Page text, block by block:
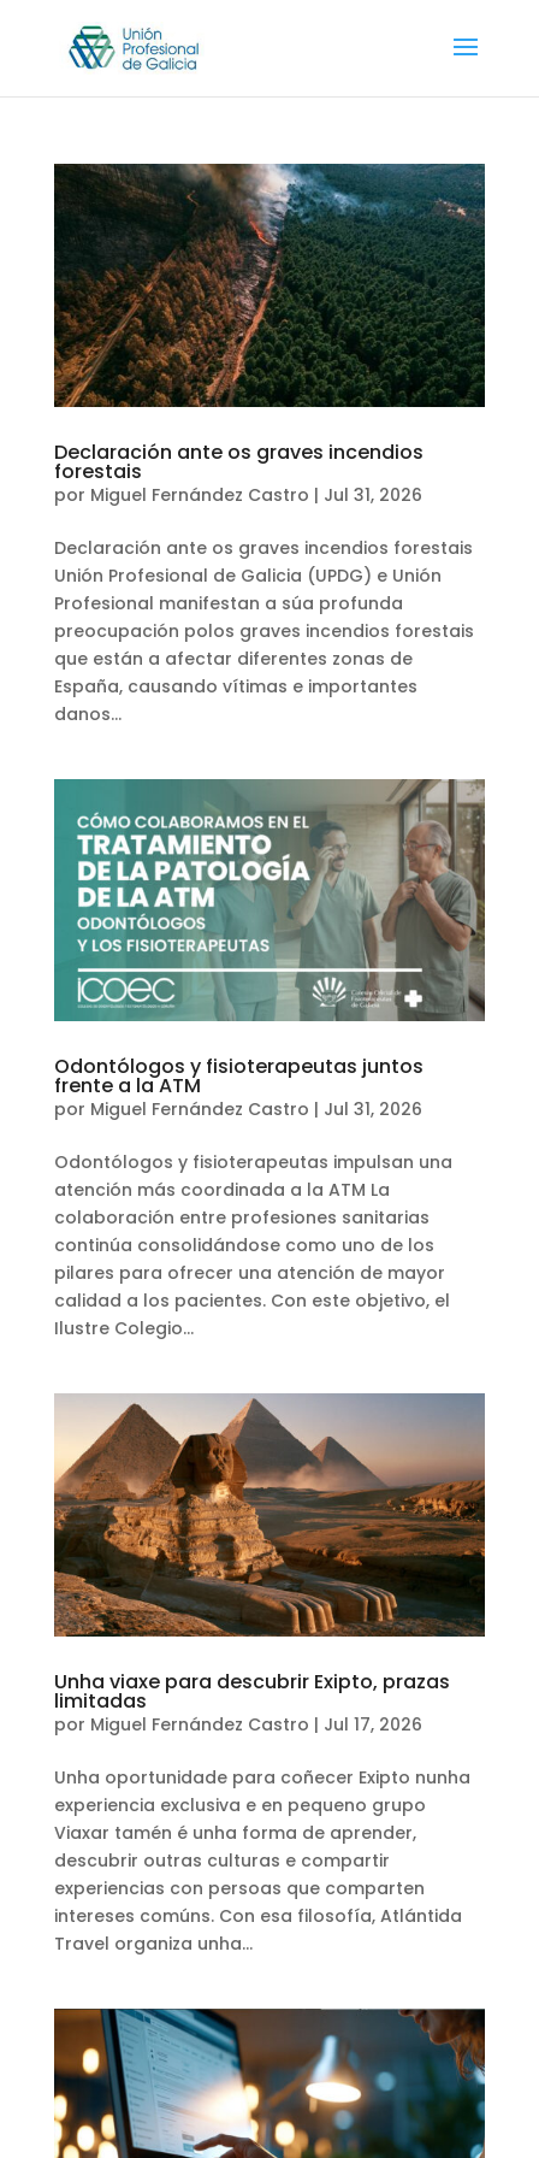
Declaración ante os graves incendios
forestais
por Miguel Fernández Castro | Jul 31, 2026
Declaración ante os graves incendios forestais
Unión Profesional de Galicia (UPDG) e Unión
Profesional manifestan a súa profunda
preocupación polos graves incendios forestais
que están a afectar diferentes zonas de
España, causando vítimas e importantes
danos...
Odontólogos y fisioterapeutas juntos
frente a la ATM
por Miguel Fernández Castro | Jul 31, 2026
Odontólogos y fisioterapeutas impulsan una
atención más coordinada a la ATM La
colaboración entre profesiones sanitarias
continúa consolidándose como uno de los
pilares para ofrecer una atención de mayor
calidad a los pacientes. Con este objetivo, el
Ilustre Colegio...
Unha viaxe para descubrir Exipto, prazas
limitadas
por Miguel Fernández Castro | Jul 17, 2026
Unha oportunidade para coñecer Exipto nunha
experiencia exclusiva e en pequeno grupo
Viaxar tamén é unha forma de aprender,
descubrir outras culturas e compartir
experiencias con persoas que comparten
intereses comúns. Con esa filosofía, Atlántida
Travel organiza unha...